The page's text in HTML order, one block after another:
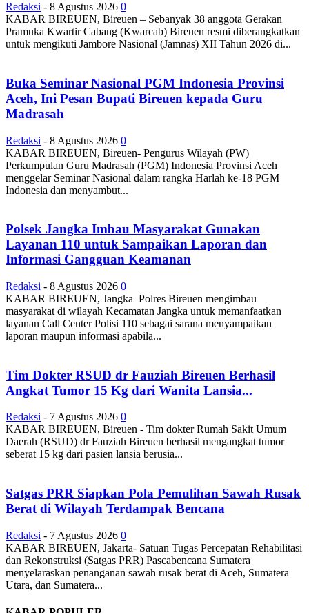
Redaksi - 8 Agustus 2026 0
KABAR BIREUEN, Bireuen – Sebanyak 38 anggota Gerakan
Pramuka Kwartir Cabang (Kwarcab) Bireuen resmi diberangkatkan
untuk mengikuti Jambore Nasional (Jamnas) XII Tahun 2026 di...
Buka Seminar Nasional PGM Indonesia Provinsi
Aceh, Ini Pesan Bupati Bireuen kepada Guru
Madrasah
Redaksi - 8 Agustus 2026 0
KABAR BIREUEN, Bireuen- Pengurus Wilayah (PW)
Perkumpulan Guru Madrasah (PGM) Indonesia Provinsi Aceh
menggelar Seminar Nasional dalam rangka Harlah ke-18 PGM
Indonesia dan menyambut...
Polsek Jangka Imbau Masyarakat Gunakan
Layanan 110 untuk Sampaikan Laporan dan
Informasi Gangguan Keamanan
Redaksi - 8 Agustus 2026 0
KABAR BIREUEN, Jangka–Polres Bireuen mengimbau
masyarakat di wilayah Kecamatan Jangka untuk memanfaatkan
layanan Call Center Polisi 110 sebagai sarana menyampaikan
laporan maupun informasi apabila...
Tim Dokter RSUD dr Fauziah Bireuen Berhasil
Angkat Tumor 15 Kg dari Wanita Lansia...
Redaksi - 7 Agustus 2026 0
KABAR BIREUEN, Bireuen - Tim dokter Rumah Sakit Umum
Daerah (RSUD) dr Fauziah Bireuen berhasil mengangkat tumor
seberat 15 kg dari pasien lansia berusia...
Satgas PRR Siapkan Pola Pemulihan Sawah Rusak
Berat di Wilayah Terdampak Bencana
Redaksi - 7 Agustus 2026 0
KABAR BIREUEN, Jakarta- Satuan Tugas Percepatan Rehabilitasi
dan Rekonstruksi (Satgas PRR) Pascabencana Sumatera
menyelaraskan penanganan sawah rusak berat di Aceh, Sumatera
Utara, dan Sumatera...